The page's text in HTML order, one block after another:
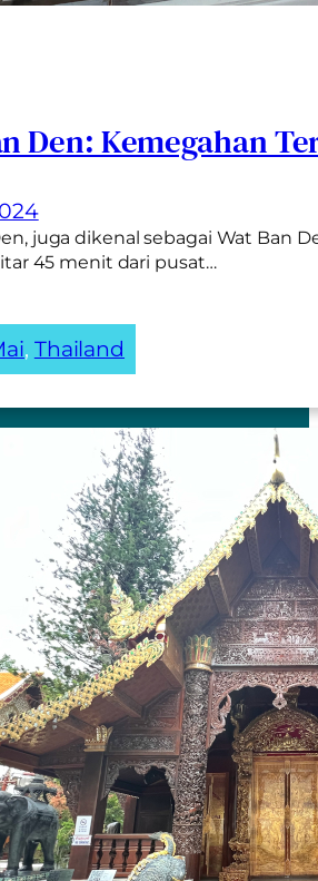
Den: Kemegahan
juga dikenal sebagai Wat Ban
45 menit dari pusat…
, Thailand